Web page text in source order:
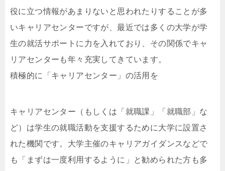
役に立つ情報があまりないと思われたりすることが多
いキャリアセンターですが、最近では多くの大学が学
生の就活サポートに力を入れており、その関係でキャ
リアセンターも年々充実してきています。
積極的に「キャリアセンター」の活用を
キャリアセンター（もしくは「就職課」「就職部」な
ど）は学生の就職活動を支援するために大学に設置さ
れた機関です。大学主催のキャリアガイダンスなどで
も「まずは一度利用するように」と勧められた方も多